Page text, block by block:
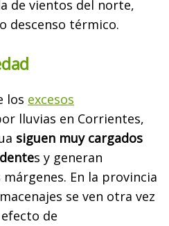
de vientos del norte,
descenso térmico.
los excesos
lluvias en Corrientes,
siguen muy cargados
s y generan
En la provincia
se ven otra vez
de